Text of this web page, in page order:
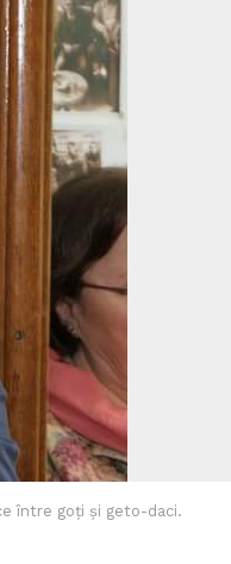
între goți și geto-daci.